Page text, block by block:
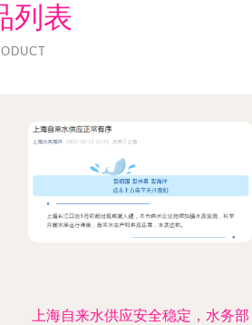
列表
上海自来水供应安全稳定，水务部